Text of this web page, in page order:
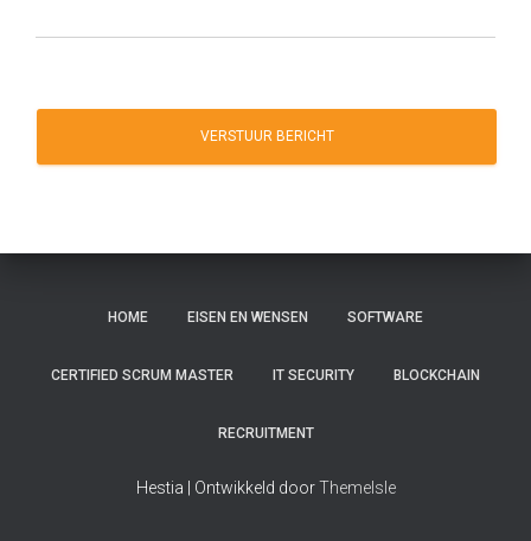
VERSTUUR BERICHT
HOME EISEN EN WENSEN SOFTWARE
CERTIFIED SCRUM MASTER IT SECURITY BLOCKCHAIN
RECRUITMENT
Hestia | Ontwikkeld doorThemeIsle